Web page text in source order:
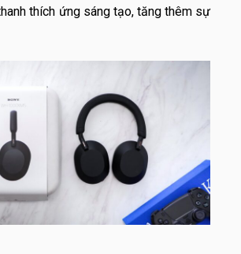
thích ứng sáng tạo, tăng thêm sự